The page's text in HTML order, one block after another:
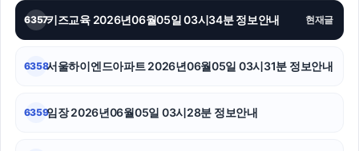
6357키즈교육 2026년06월05일 03시34분 정보안내 현재글
6358서울하이엔드아파트 2026년06월05일 03시31분 정보안내
6359임장 2026년06월05일 03시28분 정보안내